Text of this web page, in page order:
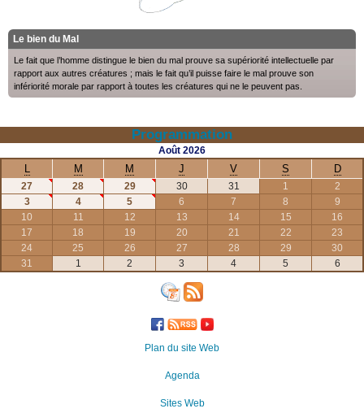
Le bien du Mal
Le fait que l’homme distingue le bien du mal prouve sa supériorité intellectuelle par
rapport aux autres créatures ; mais le fait qu’il puisse faire le mal prouve son
infériorité morale par rapport à toutes les créatures qui ne le peuvent pas.
Programmation
Août 2026
L M M J V S D
27 28 29 30 31 1
2
3
4 5 6 7 8
9
10
11 12 13 14 15
16
17
18 19 20 21 22
23
24
25 26 27 28 29
30
31
1 2 3 4 5 6
Plan du site Web
Agenda
Sites Web